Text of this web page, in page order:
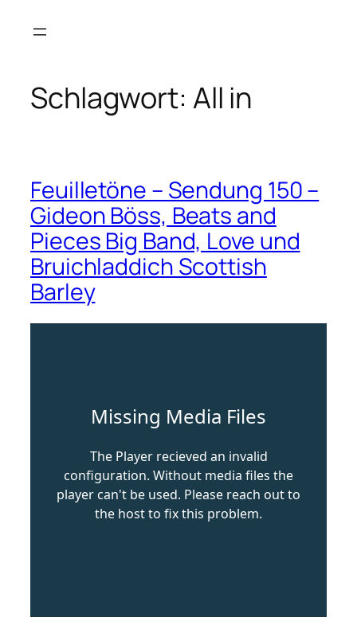
Inhalt
Schlagwort: All in
Feuilletöne – Sendung 150 –
Gideon Böss, Beats and
Pieces Big Band, Love und
Bruichladdich Scottish
Barley